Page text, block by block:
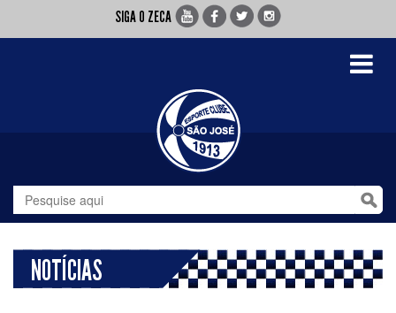
SIGA O ZECA
Toggle
NOTÍCIAS